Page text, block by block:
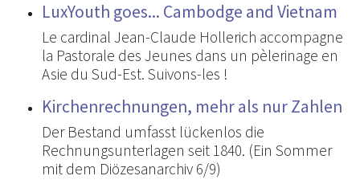
LuxYouth goes... Cambodge and Vietnam
Le cardinal Jean-Claude Hollerich accompagne
la Pastorale des Jeunes dans un pèlerinage en
Asie du Sud-Est. Suivons-les !
Kirchenrechnungen, mehr als nur Zahlen
Der Bestand umfasst lückenlos die
Rechnungsunterlagen seit 1840. (Ein Sommer
mit dem Diözesanarchiv 6/9)